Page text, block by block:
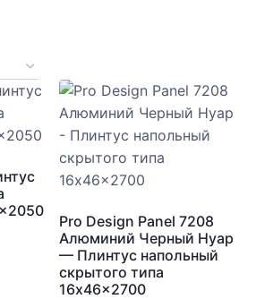
Pro Design Panel 7208
Алюминий Черный Нуар
— Плинтус напольный
скрытого типа
16x46x2700